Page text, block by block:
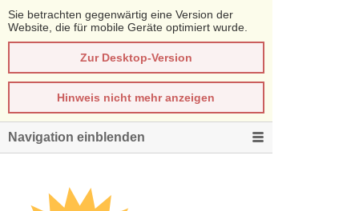
Sie betrachten gegenwärtig eine Version der
Website, die für mobile Geräte optimiert wurde.
Zur Desktop-Version
Hinweis nicht mehr anzeigen
Navigation einblenden